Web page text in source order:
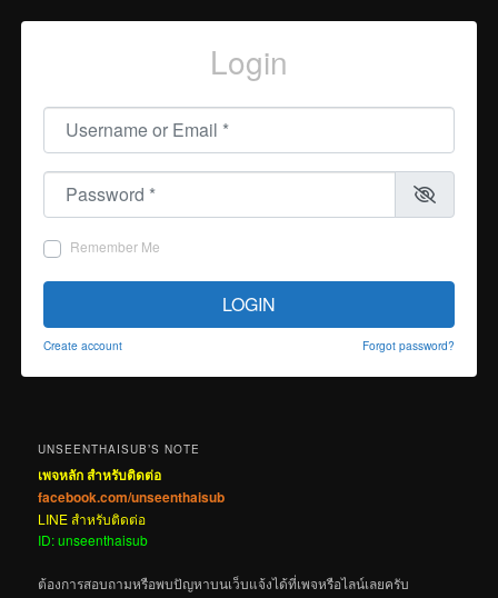
Login
Username or Email
Password
Remember Me
LOGIN
Create account Forgot password?
UNSEENTHAISUB’S NOTE
เพจหลัก สำหรับติดต่อ
facebook.com/unseenthaisub
LINE สำหรับติดต่อ
ID: unseenthaisub
ต้องการสอบถามหรือพบปัญหาบนเว็บแจ้งได้ที่เพจหรือไลน์เลยครับ